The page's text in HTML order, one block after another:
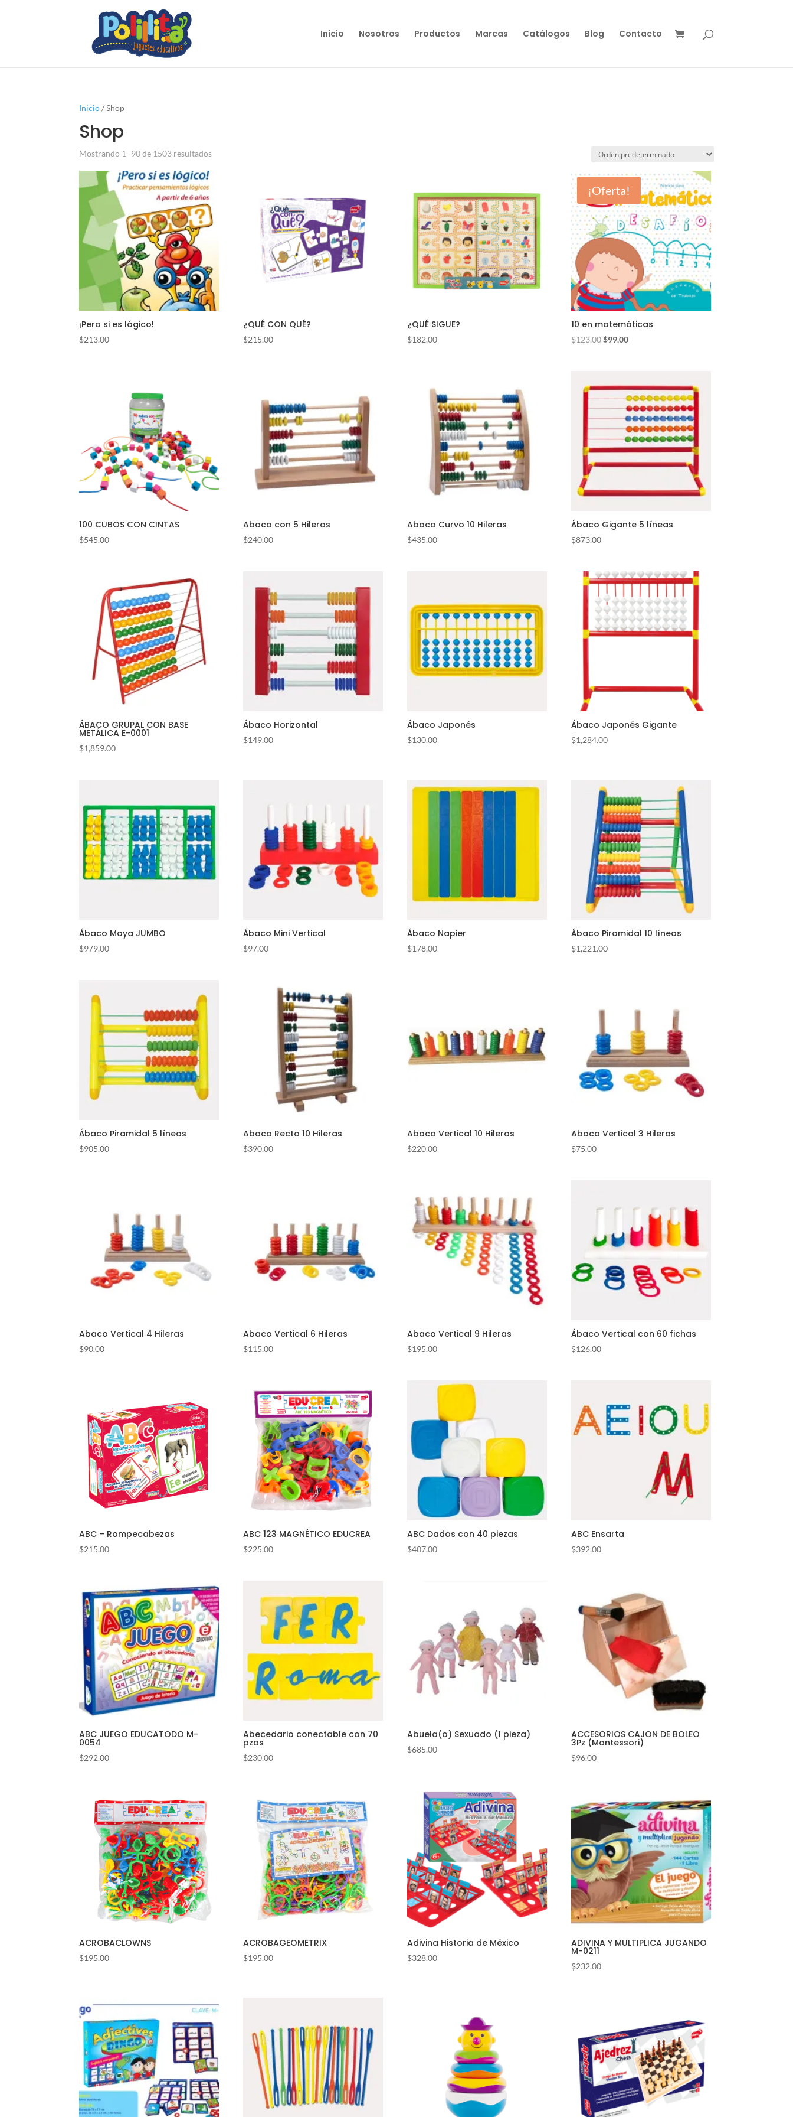
Inicio Nosotros Productos Marcas Catálogos Blog Contacto
Inicio/ Shop
Shop
Mostrando 1–90 de 1503 resultados
¡Pero si es lógico!
$213.00
¿QUÉ CON QUÉ?
$215.00
¿QUÉ SIGUE?
$182.00
¡Oferta!
10 en matemáticas
$123.00 El
$123.00.
$99.00El
$99.00.
100 CUBOS CON CINTAS
$545.00
Abaco con 5 Hileras
$240.00
Abaco Curvo 10 Hileras
$435.00
Ábaco Gigante 5 líneas
$873.00
ÁBACO GRUPAL CON BASE
METÁLICA E-0001
$1,859.00
Ábaco Horizontal
$149.00
Ábaco Japonés
$130.00
Ábaco Japonés Gigante
$1,284.00
Ábaco Maya JUMBO
$979.00
Ábaco Mini Vertical
$97.00
Ábaco Napier
$178.00
Ábaco Piramidal 10 líneas
$1,221.00
Ábaco Piramidal 5 líneas
$905.00
Abaco Recto 10 Hileras
$390.00
Abaco Vertical 10 Hileras
$220.00
Abaco Vertical 3 Hileras
$75.00
Abaco Vertical 4 Hileras
$90.00
Abaco Vertical 6 Hileras
$115.00
Abaco Vertical 9 Hileras
$195.00
Ábaco Vertical con 60 fichas
$126.00
ABC – Rompecabezas
$215.00
ABC 123 MAGNÉTICO EDUCREA
$225.00
ABC Dados con 40 piezas
$407.00
ABC Ensarta
$392.00
ABC JUEGO EDUCATODO M-
0054
$292.00
Abecedario conectable con 70
pzas
$230.00
Abuela(o) Sexuado (1 pieza)
$685.00
ACCESORIOS CAJON DE BOLEO
3Pz (Montessori)
$96.00
ACROBACLOWNS
$195.00
ACROBAGEOMETRIX
$195.00
Adivina Historia de México
$328.00
ADIVINA Y MULTIPLICA JUGANDO
M-0211
$232.00